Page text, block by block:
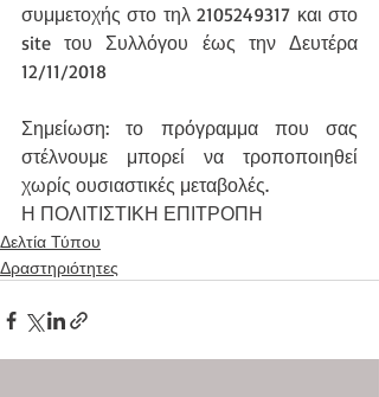
συμμετοχής στο τηλ 2105249317 και στο
site του Συλλόγου έως την Δευτέρα
12/11/2018
Σημείωση: το πρόγραμμα που σας
στέλνουμε μπορεί να τροποποιηθεί
χωρίς ουσιαστικές μεταβολές.
Η ΠΟΛΙΤΙΣΤΙΚΗ ΕΠΙΤΡΟΠΗ
Δελτία Τύπου
Δραστηριότητες